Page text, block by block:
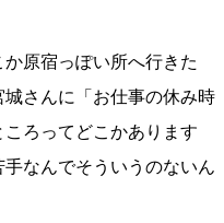
原宿っぽい所へ行きた
さんに「お仕事の休み時
ろってどこかあります
なんでそういうのないん